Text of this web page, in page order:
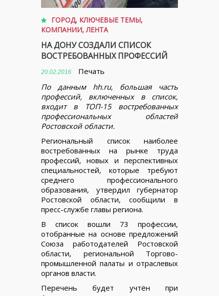
ГОРОД, КЛЮЧЕВЫЕ ТЕМЫ,
КОМПАНИИ,ЛЕНТА
НА ДОНУ СОЗДАЛИ СПИСОК
ВОСТРЕБОВАННЫХ ПРОФЕССИЙ
20.02.2016
Печать
По данным hh.ru, большая часть
профессий, включенных в список,
входит в ТОП-15 востребованных
профессиональных областей
Ростовской области.
Региональный список наиболее
востребованных на рынке труда
профессий, новых и перспективных
специальностей, которые требуют
среднего профессионального
образования, утвердил губернатор
Ростовской области, сообщили в
пресс-службе главы региона.
В список вошли 73 профессии,
отобранные на основе предложений
Союза работодателей Ростовской
области, региональной Торгово-
промышленной палаты и отраслевых
органов власти.
Перечень будет учтён при